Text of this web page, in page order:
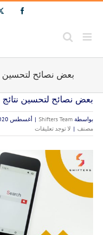
بعض نصائح لتحسين
بعض نصائح لتحسين
بواسطة Shifters Team
| أغسطس 13th, 2020
مصنف | لا توجد تعليقات
مشاهدة
صورة
أكبر